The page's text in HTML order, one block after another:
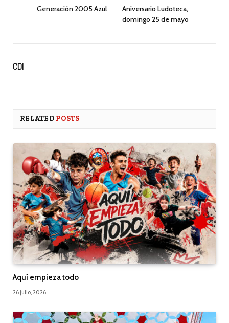
Generación 2005 Azul
Aniversario Ludoteca,
domingo 25 de mayo
CDI
RELATED POSTS
Aquí empieza todo
26 julio, 2026